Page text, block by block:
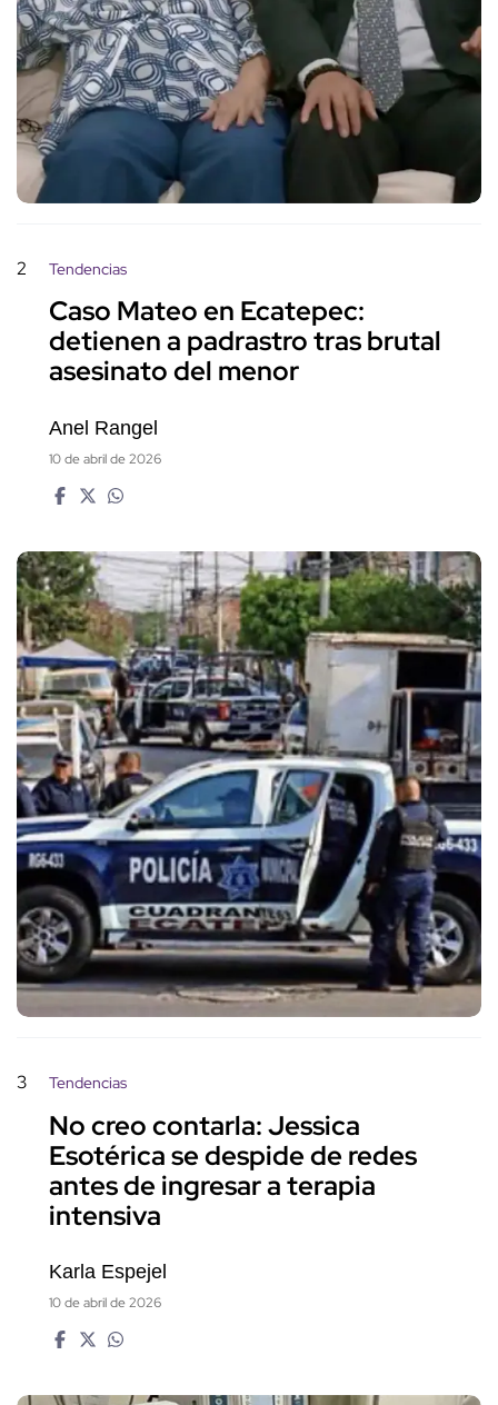
2 Tendencias
Caso Mateo en Ecatepec:
detienen a padrastro tras brutal
asesinato del menor
Anel Rangel
10 de abril de 2026
3 Tendencias
No creo contarla: Jessica
Esotérica se despide de redes
antes de ingresar a terapia
intensiva
Karla Espejel
10 de abril de 2026